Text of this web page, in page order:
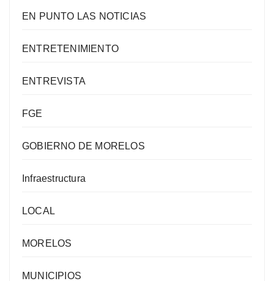
EN PUNTO LAS NOTICIAS
ENTRETENIMIENTO
ENTREVISTA
FGE
GOBIERNO DE MORELOS
Infraestructura
LOCAL
MORELOS
MUNICIPIOS